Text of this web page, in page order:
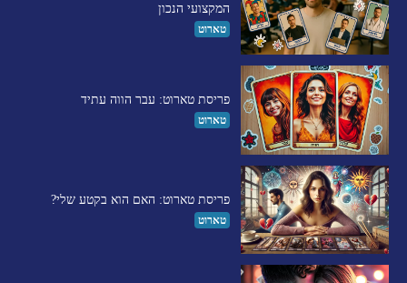
המקצועי הנכון
טארוט
פריסת טארוט: עבר הווה עתיד
טארוט
פריסת טארוט: האם הוא בקטע שלי?
טארוט